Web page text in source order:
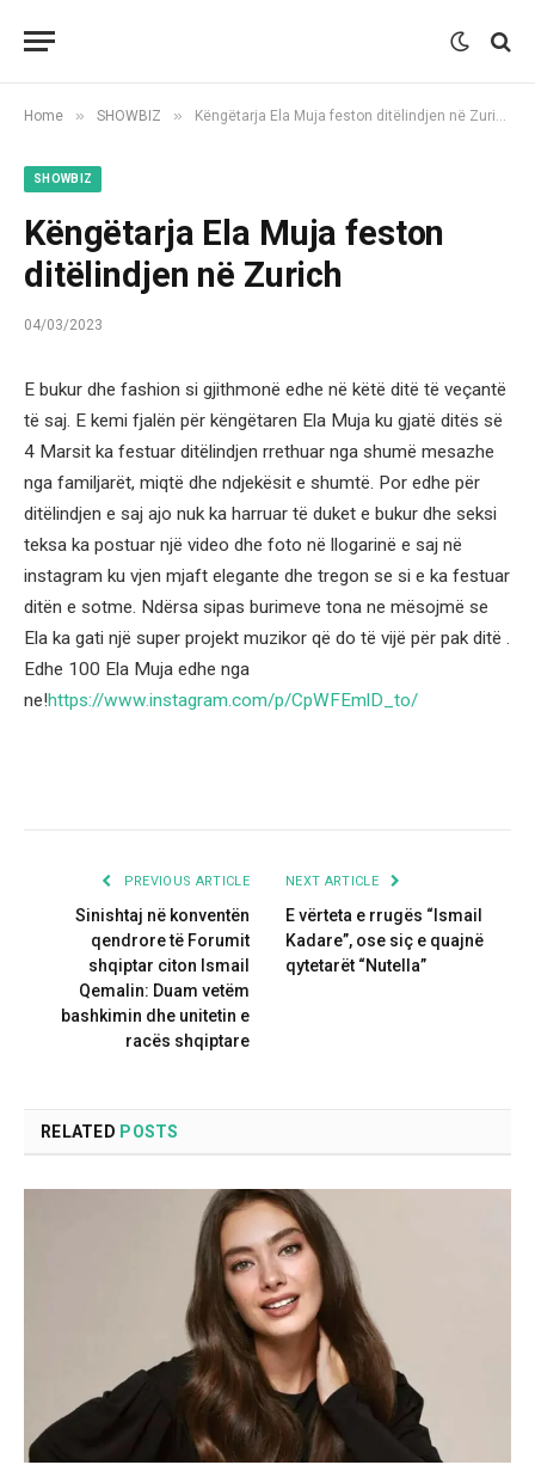
Home » SHOWBIZ » Këngëtarja Ela Muja feston ditëlindjen në Zurich
SHOWBIZ
Këngëtarja Ela Muja feston
ditëlindjen në Zurich
04/03/2023
E bukur dhe fashion si gjithmonë edhe në këtë ditë të veçantë
të saj. E kemi fjalën për këngëtaren Ela Muja ku gjatë ditës së
4 Marsit ka festuar ditëlindjen rrethuar nga shumë mesazhe
nga familjarët, miqtë dhe ndjekësit e shumtë. Por edhe për
ditëlindjen e saj ajo nuk ka harruar të duket e bukur dhe seksi
teksa ka postuar një video dhe foto në llogarinë e saj në
instagram ku vjen mjaft elegante dhe tregon se si e ka festuar
ditën e sotme. Ndërsa sipas burimeve tona ne mësojmë se
Ela ka gati një super projekt muzikor që do të vijë për pak ditë .
Edhe 100 Ela Muja edhe nga
ne!https://www.instagram.com/p/CpWFEmlD_to/
PREVIOUS ARTICLE
Sinishtaj në konventën
qendrore të Forumit
shqiptar citon Ismail
Qemalin: Duam vetëm
bashkimin dhe unitetin e
racës shqiptare
NEXT ARTICLE
E vërteta e rrugës “Ismail
Kadare”, ose siç e quajnë
qytetarët “Nutella”
RELATED POSTS